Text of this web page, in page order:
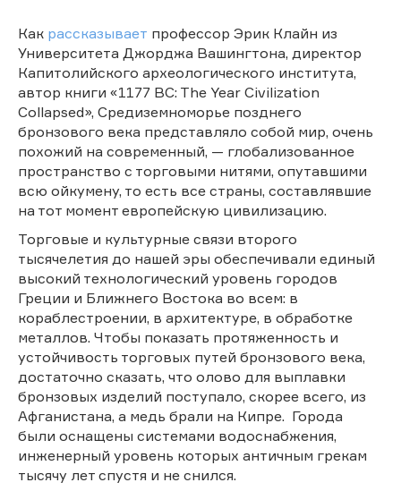
Как рассказывает профессор Эрик Клайн из
Университета Джорджа Вашингтона, директор
Капитолийского археологического института,
автор книги «1177 BC: The Year Civilization
Collapsed», Средиземноморье позднего
бронзового века представляло собой мир, очень
похожий на современный, — глобализованное
пространство с торговыми нитями, опутавшими
всю ойкумену, то есть все страны, составлявшие
на тот момент европейскую цивилизацию.
Торговые и культурные связи второго
тысячелетия до нашей эры обеспечивали единый
высокий технологический уровень городов
Греции и Ближнего Востока во всем: в
кораблестроении, в архитектуре, в обработке
металлов. Чтобы показать протяженность и
устойчивость торговых путей бронзового века,
достаточно сказать, что олово для выплавки
бронзовых изделий поступало, скорее всего, из
Афганистана, а медь брали на Кипре. Города
были оснащены системами водоснабжения,
инженерный уровень которых античным грекам
тысячу лет спустя и не снился.